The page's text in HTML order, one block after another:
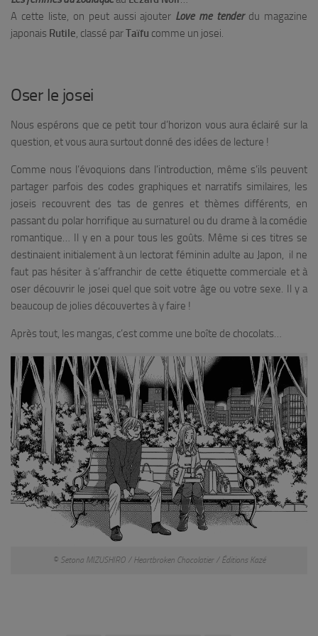
A cette liste, on peut aussi ajouter Love me tenderdu magazine
japonais Rutile, classé parTaïfu comme un josei.
Oser le josei
Nous espérons que ce petit tour d’horizon vous aura éclairé sur la
question, et vous aura surtout donné des idées de lecture !
Comme nous l’évoquions dans l’introduction, même s’ils peuvent
partager parfois des codes graphiques et narratifs similaires, les
joseis recouvrent des tas de genres et thèmes différents, en
passant du polar horrifique au surnaturel ou du drame à la comédie
romantique… Il y en a pour tous les goûts. Même si ces titres se
destinaient initialement à un lectorat féminin adulte au Japon, il ne
faut pas hésiter à s’affranchir de cette étiquette commerciale et à
oser découvrir le josei quel que soit votre âge ou votre sexe. Il y a
beaucoup de jolies découvertes à y faire !
Après tout, les mangas, c’est comme une boîte de chocolats…
© Setona MIZUSHIRO / Heartbroken Chocolatier / Éditions Kazé